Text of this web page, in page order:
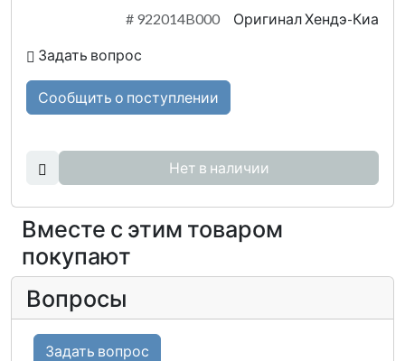
# 922014B000 Оригинал Хендэ-Киа
Задать вопрос
Сообщить о поступлении
Нет в наличии
Вместе с этим товаром
покупают
Вопросы
Задать вопрос